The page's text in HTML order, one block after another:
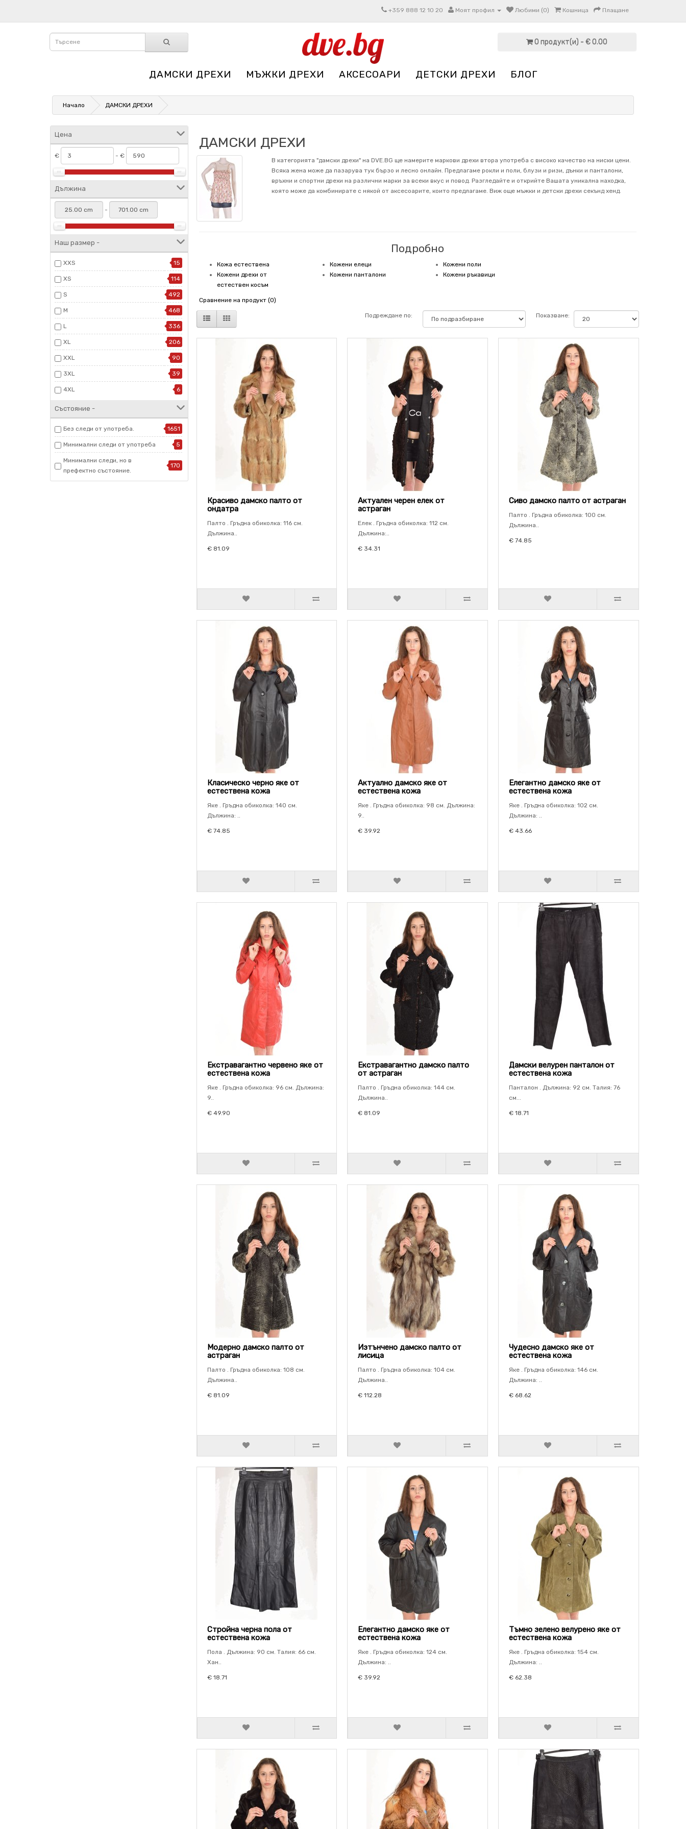
+359 888 12 10 20 Моят профил Любими (0) Кошница Плащане
0 продукт(и) - € 0.00
ДАМСКИ ДРЕХИ МЪЖКИ ДРЕХИ АКСЕСОАРИ ДЕТСКИ ДРЕХИ БЛОГ
Начало ДАМСКИ ДРЕХИ
Цена
€ - €
Дължина
-
Наш размер -
XXS 15
XS 114
S 492
M 468
L 336
XL 206
XXL 90
3XL 39
4XL 6
Състояние -
Без следи от употреба. 1651
Минимални следи от употреба 5
Минимални следи, но в
префектно състояние.
170
ДАМСКИ ДРЕХИ
В категорията "дамски дрехи" на DVE.BG ще намерите маркови дрехи втора употреба с високо качество на ниски цени.
Всяка жена може да пазарува тук бързо и лесно онлайн. Предлагаме рокли и поли, блузи и ризи, дънки и панталони,
връхни и спортни дрехи на различни марки за всеки вкус и повод. Разгледайте и открийте Вашата уникална находка,
която може да комбинирате с някой от аксесоарите, които предлагаме. Виж още мъжки и детски дрехи секънд хенд.
Подробно
Кожа естествена
Кожени дрехи от
естествен косъм
Кожени елеци
Кожени панталони
Кожени поли
Кожени ръкавици
Сравнение на продукт (0)
Подреждане по: Показване:
Красиво дамско палто от
ондатра
Палто . Гръдна обиколка: 116 см.
Дължина..
€ 81.09
Актуален черен елек от
астраган
Елек . Гръдна обиколка: 112 см.
Дължина:..
€ 34.31
Сиво дамско палто от астраган
Палто . Гръдна обиколка: 100 см.
Дължина..
€ 74.85
Класическо черно яке от
естествена кожа
Яке . Гръдна обиколка: 140 см.
Дължина: ..
€ 74.85
Актуално дамско яке от
естествена кожа
Яке . Гръдна обиколка: 98 см. Дължина:
9..
€ 39.92
Елегантно дамско яке от
естествена кожа
Яке . Гръдна обиколка: 102 см.
Дължина: ..
€ 43.66
Екстравагантно червено яке от
естествена кожа
Яке . Гръдна обиколка: 96 см. Дължина:
9..
€ 49.90
Екстравагантно дамско палто
от астраган
Палто . Гръдна обиколка: 144 см.
Дължина..
€ 81.09
Дамски велурен панталон от
естествена кожа
Панталон . Дължина: 92 см. Талия: 76
см...
€ 18.71
Модерно дамско палто от
астраган
Палто . Гръдна обиколка: 108 см.
Дължина..
€ 81.09
Изтънчено дамско палто от
лисица
Палто . Гръдна обиколка: 104 см.
Дължина..
€ 112.28
Чудесно дамско яке от
естествена кожа
Яке . Гръдна обиколка: 146 см.
Дължина: ..
€ 68.62
Стройна черна пола от
естествена кожа
Пола . Дължина: 90 см. Талия: 66 см.
Хан..
€ 18.71
Елегантно дамско яке от
естествена кожа
Яке . Гръдна обиколка: 124 см.
Дължина: ..
€ 39.92
Тъмно зелено велурено яке от
естествена кожа
Яке . Гръдна обиколка: 154 см.
Дължина: ..
€ 62.38